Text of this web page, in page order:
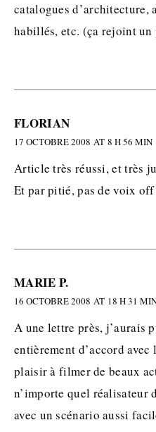
catalogues d’architecture,
habillés, etc. (ça rejoint un
FLORIAN
17 OCTOBRE 2008 AT 8 H 56 MIN
Article très réussi, et très
Et par pitié, pas de voix
MARIE P.
16 OCTOBRE 2008 AT 18 H 31
A une lettre près, j’aurais
entièrement d’accord
plaisir à filmer de beaux
n’importe quel réalisateur
avec un scénario aussi